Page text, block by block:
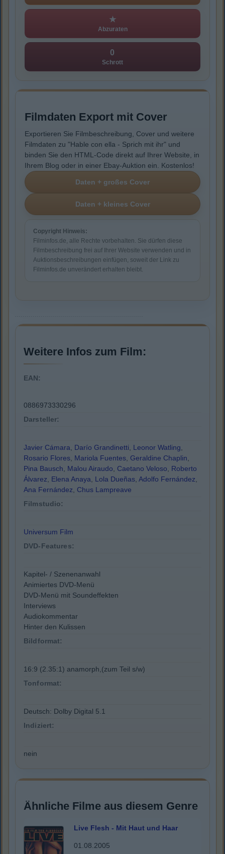
★
Abzuraten
0
Schrott
Filmdaten Export mit Cover
Exportieren Sie Filmbeschreibung, Cover und weitere
Filmdaten zu "Hable con ella - Sprich mit ihr" und
binden Sie den HTML-Code direkt auf Ihrer Website, in
Ihrem Blog oder in einer Ebay-Auktion ein. Kostenlos!
Copyright Hinweis:
Filminfos.de, alle Rechte vorbehalten. Sie dürfen diese
Filmbeschreibung frei auf Ihrer Website verwenden und in
Auktionsbeschreibungen einfügen, soweit der Link zu
Filminfos.de unverändert erhalten bleibt.
Weitere Infos zum Film:
EAN:
0886973330296
Darsteller:
Javier Cámara, Darío Grandinetti, Leonor Watling,
Rosario Flores, Mariola Fuentes, Geraldine Chaplin,
Pina Bausch, Malou Airaudo, Caetano Veloso, Roberto
Álvarez, Elena Anaya, Lola Dueñas, Adolfo Fernández,
Ana Fernández, Chus Lampreave
Filmstudio:
Universum Film
DVD-Features:
Kapitel- / Szenenanwahl
Animiertes DVD-Menü
DVD-Menü mit Soundeffekten
Interviews
Audiokommentar
Hinter den Kulissen
Bildformat:
16:9 (2.35:1) anamorph,(zum Teil s/w)
Tonformat:
Deutsch: Dolby Digital 5.1
Indiziert:
nein
Ähnliche Filme aus diesem Genre
Live Flesh - Mit Haut und Haar
01.08.2005